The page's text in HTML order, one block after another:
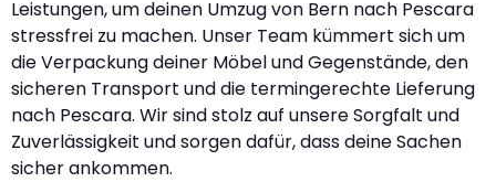
Leistungen, um deinen Umzug von Bern nach Pescara
stressfrei zu machen. Unser Team kümmert sich um
die Verpackung deiner Möbel und Gegenstände, den
sicheren Transport und die termingerechte Lieferung
nach Pescara. Wir sind stolz auf unsere Sorgfalt und
Zuverlässigkeit und sorgen dafür, dass deine Sachen
sicher ankommen.